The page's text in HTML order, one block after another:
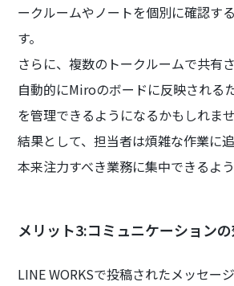
ークルームやノートを個別に確認す
す。
さらに、複数のトークルームで共有
自動的にMiroのボードに反映される
を管理できるようになるかもしれませ
結果として、担当者は煩雑な作業に
本来注力すべき業務に集中できるよ
メリット3:コミュニケーション
LINE WORKSで投稿されたメッセー